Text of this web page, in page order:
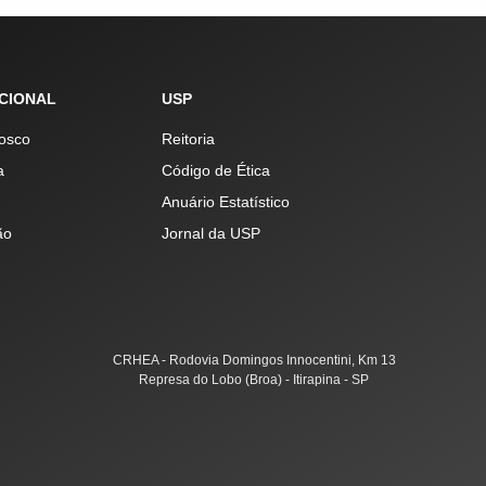
USP
Reitoria
Código de Ética
Anuário Estatístico
Jornal da USP
CRHEA - Rodovia Domingos Innocentini, Km 13
Represa do Lobo (Broa) - Itirapina - SP